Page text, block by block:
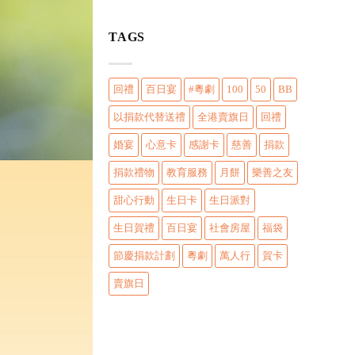
TAGS
回禮 百日宴 #粵劇 100 50 BB
以捐款代替送禮 全港賣旗日 回禮
婚宴 心意卡 感謝卡 慈善 捐款
捐款禮物 教育服務 月餅 樂善之友
甜心行動 生日卡 生日派對
生日賀禮 百日宴 社會房屋 福袋
節慶捐款計劃 粵劇 萬人行 賀卡
賣旗日